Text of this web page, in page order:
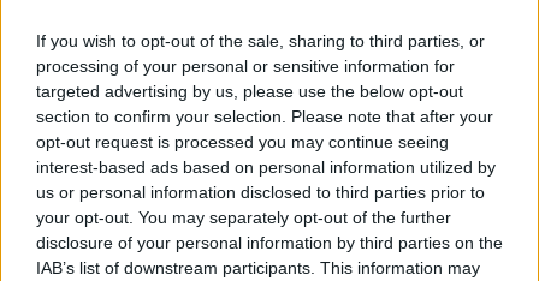
If you wish to opt-out of the sale, sharing to third parties, or
processing of your personal or sensitive information for
targeted advertising by us, please use the below opt-out
section to confirm your selection. Please note that after your
opt-out request is processed you may continue seeing
interest-based ads based on personal information utilized by
us or personal information disclosed to third parties prior to
your opt-out. You may separately opt-out of the further
disclosure of your personal information by third parties on the
IAB’s list of downstream participants. This information may
σεβασμό στους τηλεθεατές. Ο ΣΚΑΪ τον ευχαριστεί
και του εύχεται καλή επιτυχία στα επόμενα
επαγγελματικά του σχέδια
Facebook Share on X Bluesky
Email Copy Link